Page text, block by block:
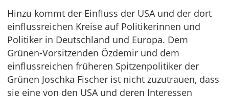
Hinzu kommt der Einfluss der USA und der dort
einflussreichen Kreise auf Politikerinnen und
Politiker in Deutschland und Europa. Dem
Grünen-Vorsitzenden Özdemir und dem
einflussreichen früheren Spitzenpolitiker der
Grünen Joschka Fischer ist nicht zuzutrauen, dass
sie eine von den USA und deren Interessen